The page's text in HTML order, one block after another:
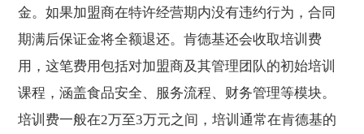
金。如果加盟商在特许经营期内没有违约行为，合同
期满后保证金将全额退还。肯德基还会收取培训费
用，这笔费用包括对加盟商及其管理团队的初始培训
课程，涵盖食品安全、服务流程、财务管理等模块。
培训费一般在2万至3万元之间，培训通常在肯德基的